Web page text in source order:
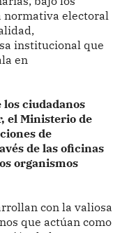
normativa electoral
institucional que
en
los ciudadanos
el Ministerio de
de
de las oficinas
organismos
con la valiosa
que actúan como